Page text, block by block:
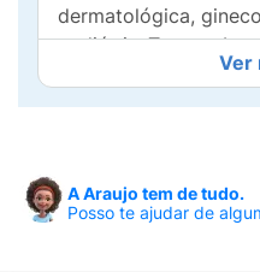
dermatológica,
pediátricaTextura
tecnologia
durante a
Ver
A Araujo tem de tudo.
Posso te ajudar de